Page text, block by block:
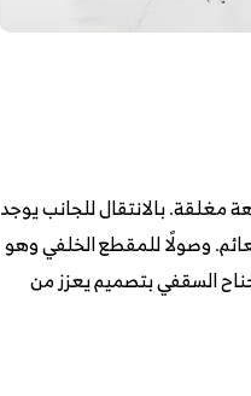
بتصميم يمتد لأسفل، بالإضافة لواجهة مغلقة. بالانتقال للجانب يوجد
وصولًا للمقطع الخلفي وهو
السقفي بتصميم يعزز من